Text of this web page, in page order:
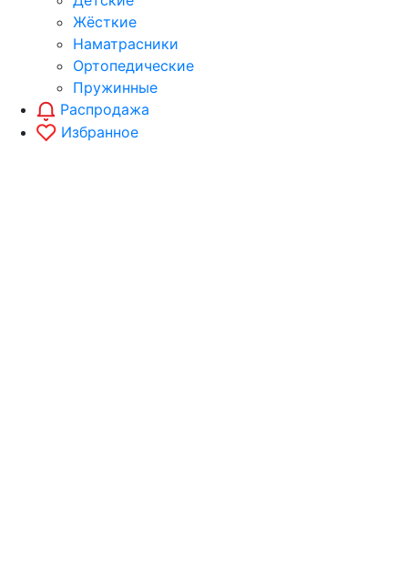
Жёсткие
Наматрасники
Ортопедические
Пружинные
Распродажа
Избранное